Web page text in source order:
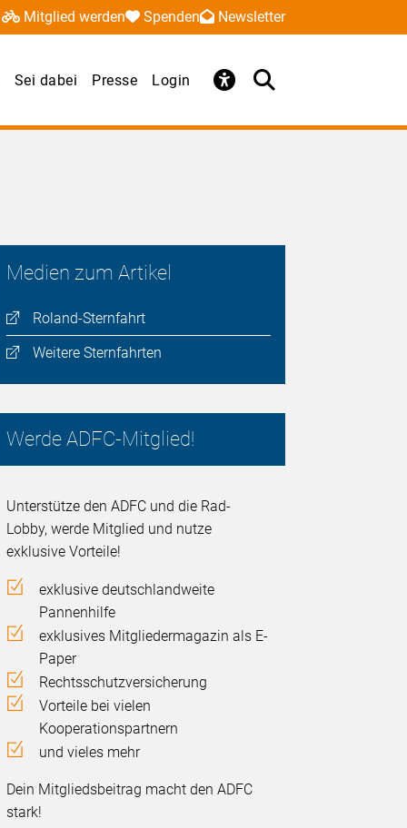
Mitglied werden Spenden Newsletter
Sei dabei Presse Login
Medien zum Artikel
Roland-Sternfahrt
Weitere Sternfahrten
Werde ADFC-Mitglied!
Unterstütze den ADFC und die Rad-
Lobby, werde Mitglied und nutze
exklusive Vorteile!
exklusive deutschlandweite
Pannenhilfe
exklusives Mitgliedermagazin als E-
Paper
Rechtsschutzversicherung
Vorteile bei vielen
Kooperationspartnern
und vieles mehr
Dein Mitgliedsbeitrag macht den ADFC
stark!